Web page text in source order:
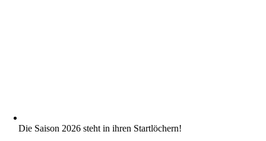
Die Saison 2026 steht in ihren Startlöchern!